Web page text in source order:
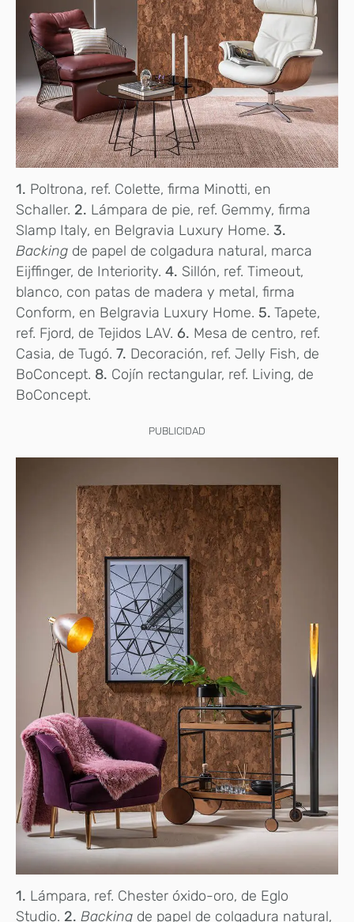
1. Poltrona, ref. Colette, firma Minotti, en
Schaller. 2. Lámpara de pie, ref. Gemmy, firma
Slamp Italy, en Belgravia Luxury Home. 3.
Backing de papel de colgadura natural, marca
Eijffinger, de Interiority. 4. Sillón, ref. Timeout,
blanco, con patas de madera y metal, firma
Conform, en Belgravia Luxury Home. 5. Tapete,
ref. Fjord, de Tejidos LAV. 6. Mesa de centro, ref.
Casia, de Tugó. 7. Decoración, ref. Jelly Fish, de
BoConcept. 8. Cojín rectangular, ref. Living, de
BoConcept.
PUBLICIDAD
1. Lámpara, ref. Chester óxido-oro, de Eglo
Studio. 2. Backing de papel de colgadura natural,